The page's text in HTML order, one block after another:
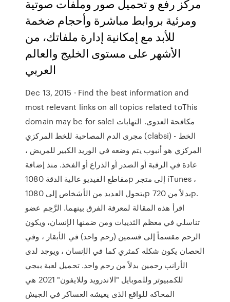
مركز رفع و تحميل صور وملفات صوتية
ومرئية بروابط مباشرة وأحجام ضخمة
للأبد مع إمكانية إدارة ملفاتك، من
الأشهر على مستوى الخليج والعالم
العربي
Dec 13, 2015 · Find the best information and
most relevant links on all topics related toThis
domain may be for sale! مكافحة العدوى. التهابات
مجرى الدم المصاحبة للخط المركزي (clabsi) - الخط
المركزي هو أنبوب يتم وضعه في الوريد الكبير للمريض ،
عادة في الرقبة أو الصدر أو الذراع أو الفخذ. منذ إضافة
مقاطع الفيديو عالية الدقة 1080p إلى متجر iTunes ،
يتحول العديد من الأشخاص إلى 1080p بدلاً من 720p.
اقرأ هذه المقالة لمعرفة الفرق بينهما. الرَّحِم عضو
تناسلي في معظم الثدييات ومن ضمنها الإنسان، ويكون
الرحم مقسماً إلى قسمين (رحم واحد) في الأبقار ، وفي
الحصان يكون شكله كمثري كما في الإنسان ، ويوجد لدى
الأرانب رحمين بدلاً من رحم واحد. تحميل لعبة ببجي
للكمبيوتر وللموبايل "الاندرويد وللايفون" 2021 هي
المحاكه للواقع الذى يعيشه العساكر في الجيش